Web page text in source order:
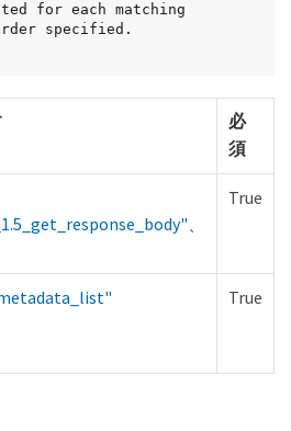
for each matching
specified.
必
須
、
True
True